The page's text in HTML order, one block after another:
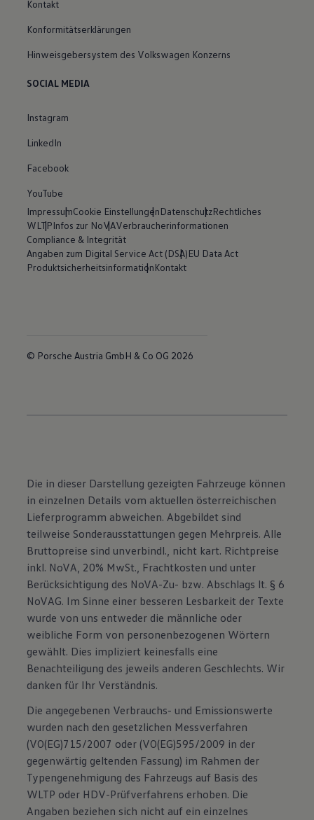
Kontakt
Konformitätserklärungen
Hinweisgebersystem des Volkswagen Konzerns
SOCIAL MEDIA
Instagram
LinkedIn
Facebook
YouTube
ImpressumCookie EinstellungenDatenschutzRechtliches
WLTPInfos zur NoVAVerbraucherinformationen
Compliance & Integrität
Angaben zum Digital Service Act (DSA)EU Data Act
ProduktsicherheitsinformationKontakt
© Porsche Austria GmbH & Co OG 2026
Die in dieser Darstellung gezeigten Fahrzeuge können
in einzelnen Details vom aktuellen österreichischen
Lieferprogramm abweichen. Abgebildet sind
teilweise Sonderausstattungen gegen Mehrpreis. Alle
Bruttopreise sind unverbindl., nicht kart. Richtpreise
inkl. NoVA, 20% MwSt., Frachtkosten und unter
Berücksichtigung des NoVA-Zu- bzw. Abschlags lt. § 6
NoVAG. Im Sinne einer besseren Lesbarkeit der Texte
wurde von uns entweder die männliche oder
weibliche Form von personenbezogenen Wörtern
gewählt. Dies impliziert keinesfalls eine
Benachteiligung des jeweils anderen Geschlechts. Wir
danken für Ihr Verständnis.
Die angegebenen Verbrauchs- und Emissionswerte
wurden nach den gesetzlichen Messverfahren
(VO(EG)715/2007 oder (VO(EG)595/2009 in der
gegenwärtig geltenden Fassung) im Rahmen der
Typengenehmigung des Fahrzeugs auf Basis des
WLTP oder HDV-Prüfverfahrens erhoben. Die
Angaben beziehen sich nicht auf ein einzelnes